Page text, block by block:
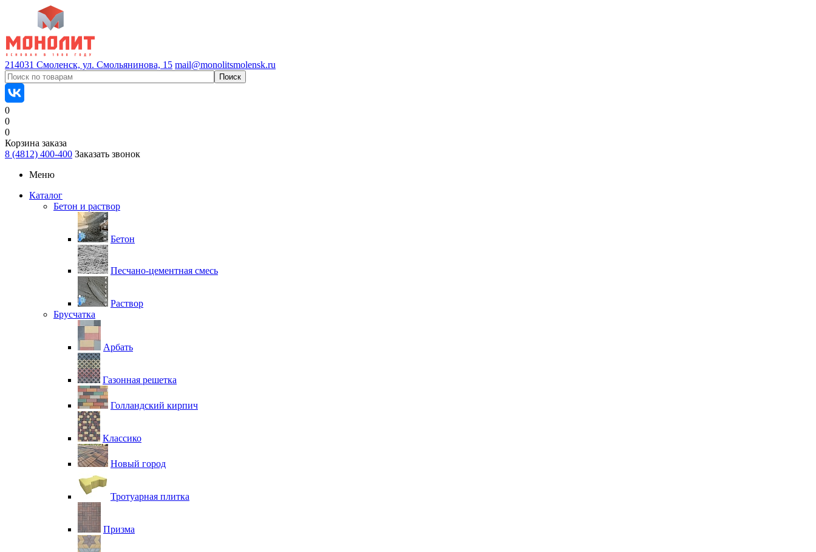
214031 Смоленск, ул. Смольянинова, 15 mail@monolitsmolensk.ru
0
0
0
Корзина заказа
8 (4812) 400-400 Заказать звонок
Меню
Каталог
Бетон и раствор
Бетон
Песчано-цементная смесь
Раствор
Брусчатка
Арбать
Газонная решетка
Голландский кирпич
Классико
Новый город
Тротуарная плитка
Призма